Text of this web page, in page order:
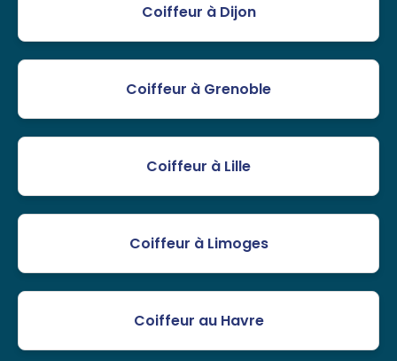
Coiffeur à Dijon
Coiffeur à Grenoble
Coiffeur à Lille
Coiffeur à Limoges
Coiffeur au Havre